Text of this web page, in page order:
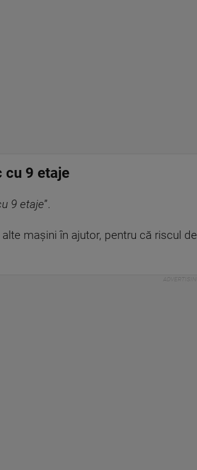
cu 9 etaje
9 etaje”.
mașini în ajutor, pentru că riscul de